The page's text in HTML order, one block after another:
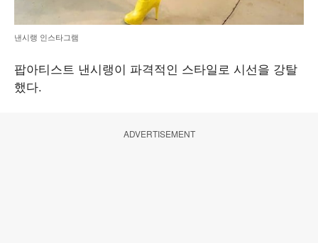
낸시랭 인스타그램
팝아티스트 낸시랭이 파격적인 스타일로 시선을 강탈
했다.
ADVERTISEMENT